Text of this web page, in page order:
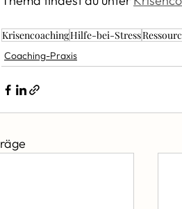
KrisencoachingHilfe-bei-Stress
Coaching-Praxis